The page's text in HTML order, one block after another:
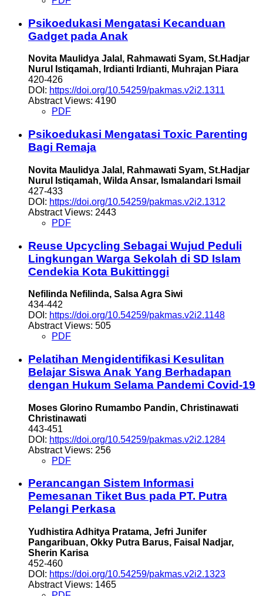
Psikoedukasi Mengatasi Kecanduan
Gadget pada Anak
Novita Maulidya Jalal, Rahmawati Syam, St.Hadjar
Nurul Istiqamah, Irdianti Irdianti, Muhrajan Piara
420-426
DOI: https://doi.org/10.54259/pakmas.v2i2.1311
Abstract Views: 4190
PDF
Psikoedukasi Mengatasi Toxic Parenting
Bagi Remaja
Novita Maulidya Jalal, Rahmawati Syam, St.Hadjar
Nurul Istiqamah, Wilda Ansar, Ismalandari Ismail
427-433
DOI: https://doi.org/10.54259/pakmas.v2i2.1312
Abstract Views: 2443
PDF
Reuse Upcycling Sebagai Wujud Peduli
Lingkungan Warga Sekolah di SD Islam
Cendekia Kota Bukittinggi
Nefilinda Nefilinda, Salsa Agra Siwi
434-442
DOI: https://doi.org/10.54259/pakmas.v2i2.1148
Abstract Views: 505
PDF
Pelatihan Mengidentifikasi Kesulitan
Belajar Siswa Anak Yang Berhadapan
dengan Hukum Selama Pandemi Covid-19
Moses Glorino Rumambo Pandin, Christinawati
Christinawati
443-451
DOI: https://doi.org/10.54259/pakmas.v2i2.1284
Abstract Views: 256
PDF
Perancangan Sistem Informasi
Pemesanan Tiket Bus pada PT. Putra
Pelangi Perkasa
Yudhistira Adhitya Pratama, Jefri Junifer
Pangaribuan, Okky Putra Barus, Faisal Nadjar,
Sherin Karisa
452-460
DOI: https://doi.org/10.54259/pakmas.v2i2.1323
Abstract Views: 1465